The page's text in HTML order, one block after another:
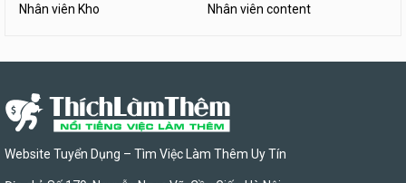
Nhân viên Kho
Nhân viên content
Website Tuyển Dụng – Tìm Việc Làm Thêm Uy Tín